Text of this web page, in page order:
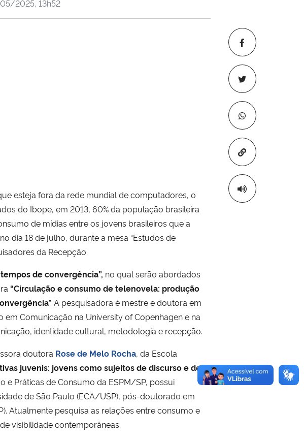
Copiar para
2025, 13h52
esteja fora da rede mundial de computadores, o
do Ibope, em 2013, 60% da população brasileira
de mídias entre os jovens brasileiros que a
dia 18 de julho, durante a mesa “Estudos de
da Recepção.
de convergência”, no qual serão abordados
“Circulação e consumo de telenovela: produção
”. A pesquisadora é mestre e doutora em
Comunicação na University of Copenhagen e na
identidade cultural, metodologia e recepção.
doutora Rose de Melo Rocha, da Escola
juvenis: jovens como sujeitos de discurso e de
e Práticas de Consumo da ESPM/SP, possui
de São Paulo (ECA/USP), pós-doutorado em
Atualmente pesquisa as relações entre consumo e
visibilidade contemporâneas.